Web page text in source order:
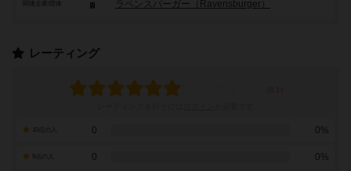
ラベンスバーガー（Ravensburger）
レーティング
0 0%
0 0%